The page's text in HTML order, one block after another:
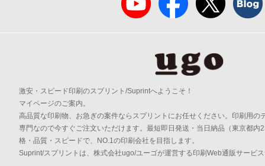
激安・スピード印刷のスプリント/Suprintへようこそ！
マイページのご案内。
高品質な印刷物、お急ぎの案件ならスプリントにお任せください。印刷用の
専門なので今すぐご注文いただけます。最短即日発送・当日納品（東京都内
格・品質・スピードで、NO.1の印刷会社を目指します。
Suprint/スプリントは、株式会社ugo/ユーゴが運営する印刷Web通販サービ